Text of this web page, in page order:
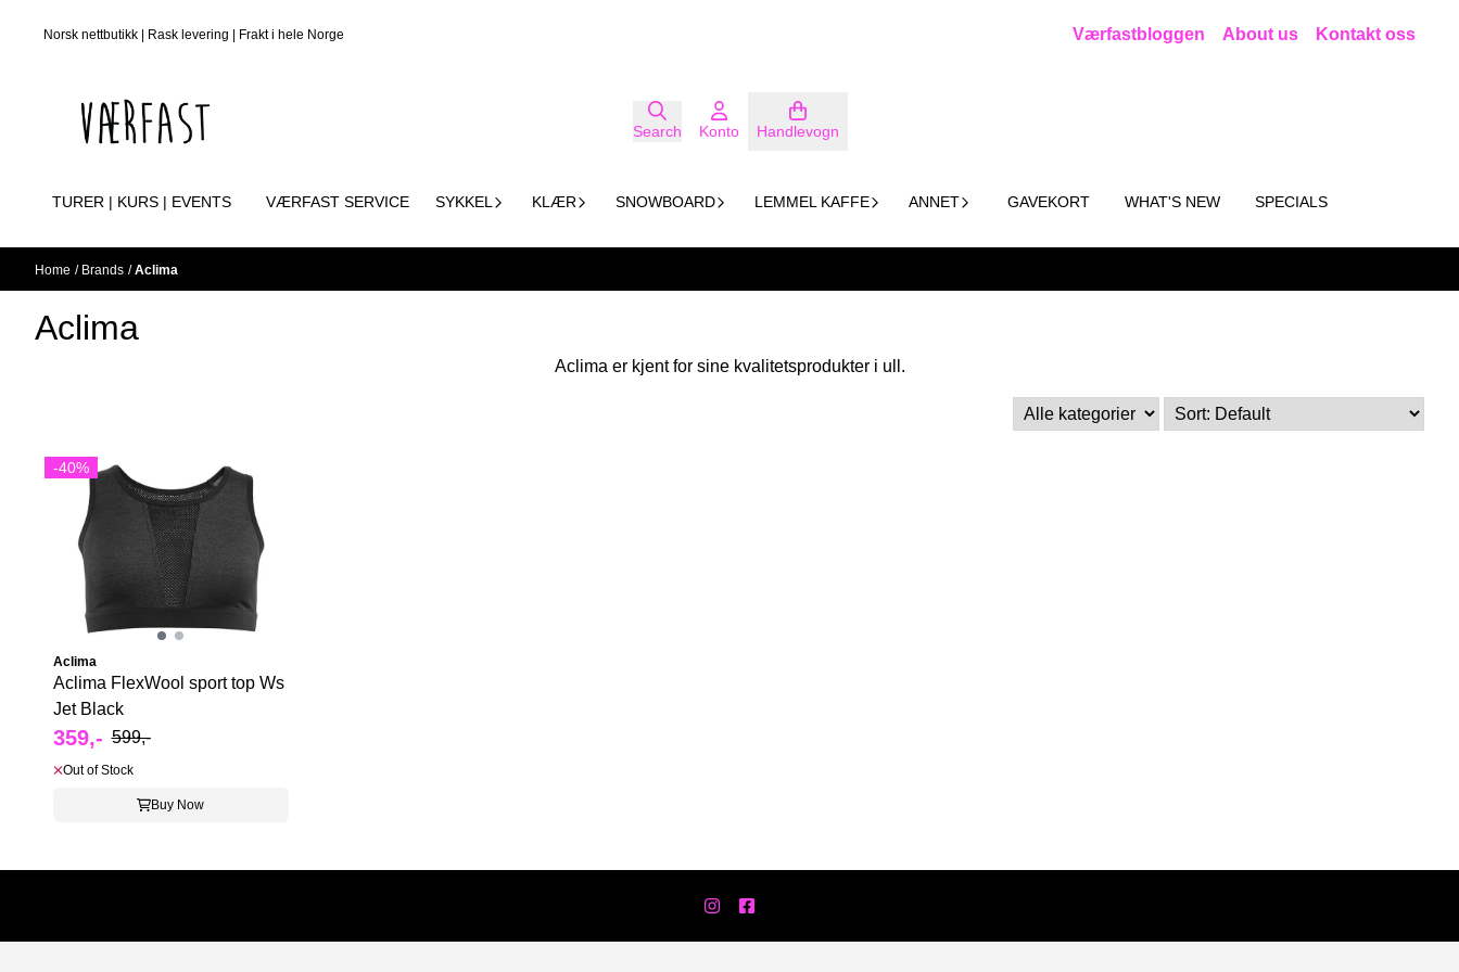
Norsk nettbutikk | Rask levering | Frakt i hele Norge Værfastbloggen About us Kontakt oss
Search Konto Handlevogn
TURER | KURS | EVENTS VÆRFAST SERVICE SYKKEL KLÆR SNOWBOARD LEMMEL KAFFE ANNET GAVEKORT WHAT'S NEW SPECIALS
Home / Brands /Aclima
Aclima
Aclima er kjent for sine kvalitetsprodukter i ull.
-40%
Aclima
Aclima FlexWool sport top Ws
Jet Black
359,- 599,-
Out of Stock
Buy Now